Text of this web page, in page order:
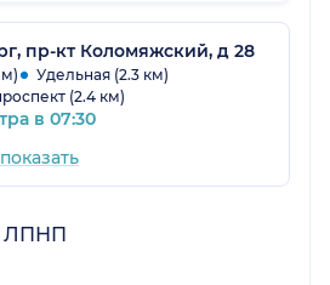
пр-кт Коломяжский, д 28
Удельная (2.3 км)
(2.4 км)
в 07:30
показать
ЛПНП